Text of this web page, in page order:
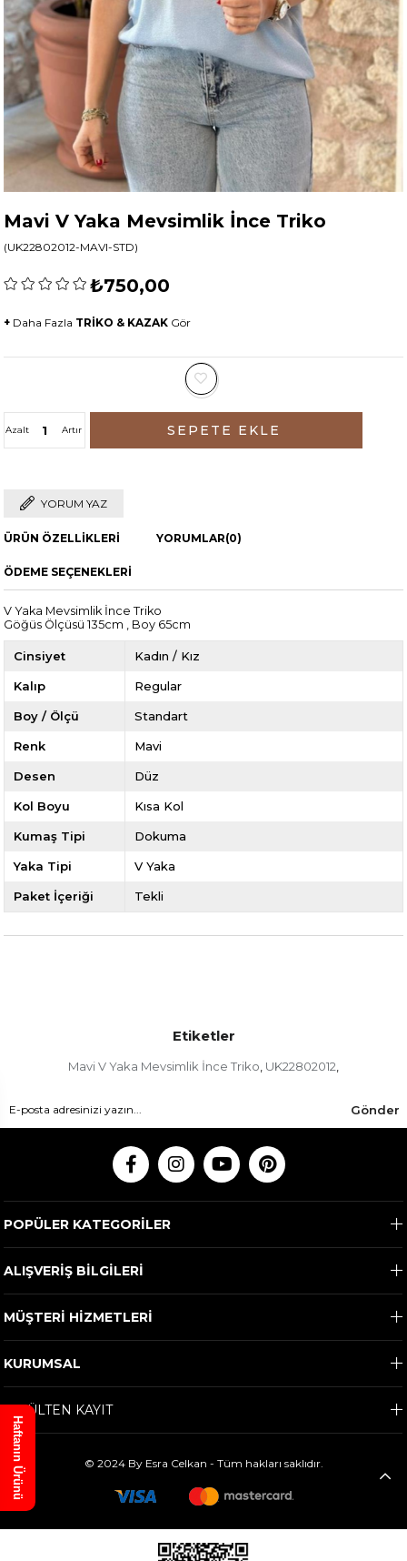
Mavi V Yaka Mevsimlik İnce Triko
(UK22802012-MAVI-STD)
₺750,00
+ Daha Fazla TRİKO & KAZAK Gör
Artır
Azalt
YORUM YAZ
ÜRÜN ÖZELLIKLERI YORUMLAR(0)
ÖDEME SEÇENEKLERI
V Yaka Mevsimlik İnce Triko
Göğüs Ölçüsü 135cm , Boy 65cm
Cinsiyet Kadın / Kız
Kalıp Regular
Boy / Ölçü Standart
Renk Mavi
Desen Düz
Kol Boyu Kısa Kol
Kumaş Tipi Dokuma
Yaka Tipi V Yaka
Paket İçeriği Tekli
Etiketler
Mavi V Yaka Mevsimlik İnce Triko UK22802012
Gönder
POPÜLER KATEGORİLER
ALIŞVERİŞ BİLGİLERİ
MÜŞTERİ HİZMETLERİ
KURUMSAL
E-BÜLTEN KAYIT
© 2024 By Esra Celkan - Tüm hakları saklıdır.
Haftanın Ürünü